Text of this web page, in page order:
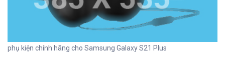
phụ kiện chính hãng cho Samsung Galaxy S21 Plus